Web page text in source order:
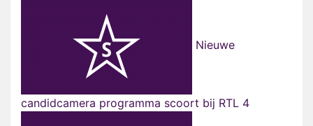
Nieuwe
candidcamera programma scoort bij RTL 4